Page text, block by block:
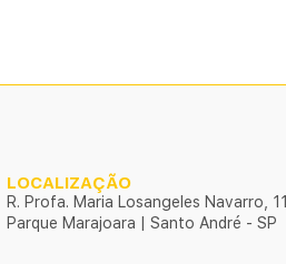
LOCALIZAÇÃO
R. Profa. Maria Losangeles Navarro, 11
Parque Marajoara | Santo André - SP